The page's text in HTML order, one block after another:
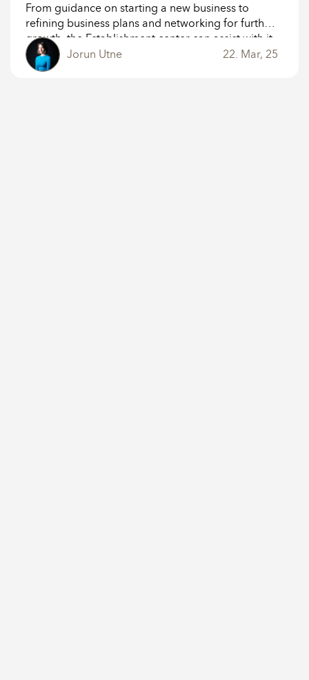
From guidance on starting a new business to
refining business plans and networking for further
growth, the Establishment center can assist with it
all.
Jorun Utne 22. Mar, 25